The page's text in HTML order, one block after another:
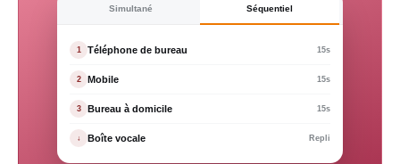
Simultané Séquentiel
1 Téléphone de bureau 15s
2 Mobile 15s
3 Bureau à domicile 15s
↓ Boîte vocale Repli